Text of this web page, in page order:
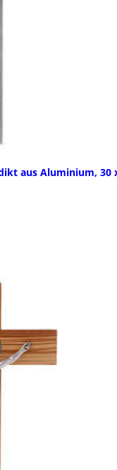
aus Aluminium, 30